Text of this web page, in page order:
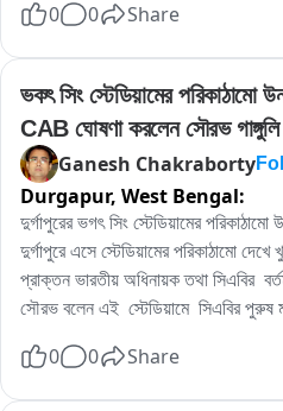
লাগাতার অভিযান চালানো হবে। ইতিমধ্যে
0 0 Share
ভকৎ সিং স্টেডিয়ামের পরিকাঠামো
CAB ঘোষণা করলেন সৌরভ গাঙ্গুলি
Ganesh Chakraborty
Durgapur, West Bengal:
দুর্গাপুরের ভগৎ সিং স্টেডিয়ামের
দুর্গাপুরে এসে স্টেডিয়ামের পরিকাঠামো
প্রাক্তন ভারতীয় অধিনায়ক তথা সিএবির
সৌরভ বলেন এই  স্টেডিয়ামে  সিএবির পুরুষ
ছিলেন সৌরভ গঙ্গোপাধ্যায়। সৌরভের
0 0 Share